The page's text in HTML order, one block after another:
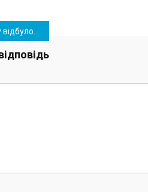
баскетболістів-чемпіонів